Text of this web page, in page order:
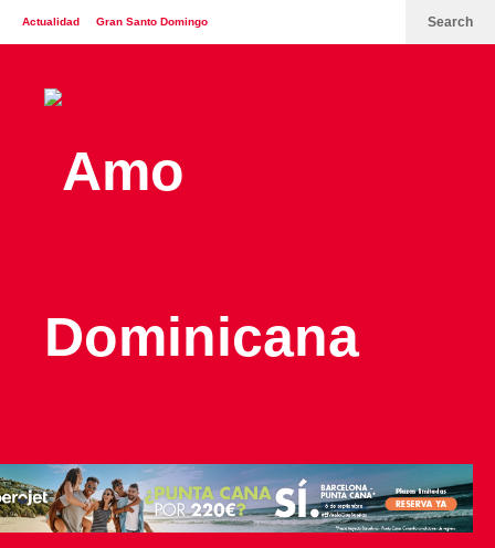
Actualidad Gran Santo Domingo
Contáctenos
Search